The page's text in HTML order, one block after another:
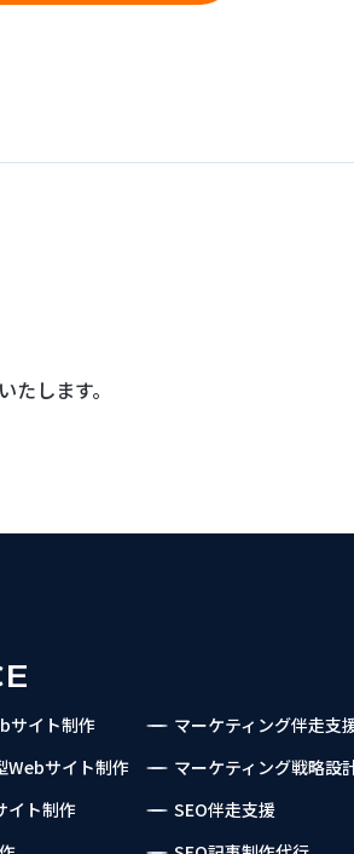
たします。
サイト制作
Webサイト制作
イト制作
マーケティング伴走支
マーケティング戦略設
SEO伴走支援